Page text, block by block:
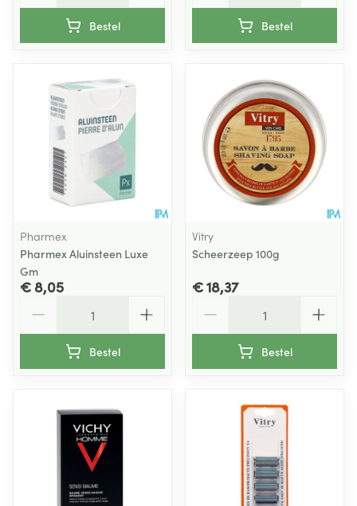
Bestel Bestel
Pharmex
Pharmex Aluinsteen Luxe
Gm
€ 8,05
Bestel
Vitry
Scheerzeep 100g
€ 18,37
Bestel